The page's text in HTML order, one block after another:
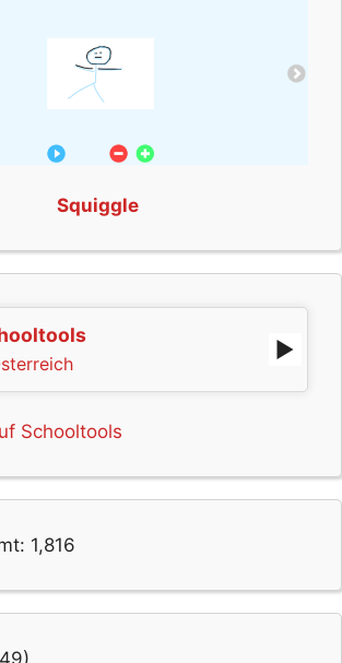
Squiggle
Schooltools
1,816